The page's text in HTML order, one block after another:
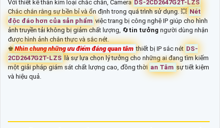
Với thiết kế thân kim loại chắc chắn, Camera DS-2CD2647G2T-LZS
Chắc chắn rằng sự bền bỉ và ổn định trong quá trình sử dụng. 💥Nét
độc đáo hơn của sản phẩm việc trang bị công nghệ IP giúp cho hình
ảnh truyền tải không bị giảm chất lượng, 🔄tin tưởng người dùng nhận
được hình ảnh chân thực và sắc nét.
♚Nhìn chung những ưu điểm đáng quan tâm thiết bị IP sắc nét DS-
2CD2647G2T-LZSlà sự lựa chọn lý tưởng cho những ai đang tìm kiếm
một giải pháp giám sát chất lượng cao, đồng thời an Tâm sự tiết kiệm
và hiệu quả.